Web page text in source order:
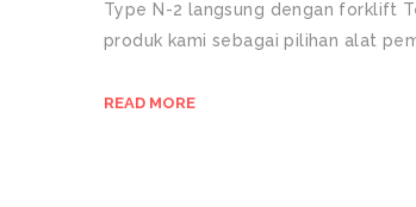
Type N-2 langsung dengan forklift
produk kami sebagai pilihan alat
READ MORE